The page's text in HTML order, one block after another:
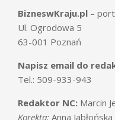
BizneswKraju.pl –
Ul. Ogrodowa 5
63-001 Poznań
Napisz email do
Tel.: 509-933-943
Redaktor NC: Marcin
Korekta: Anna Jabłońska